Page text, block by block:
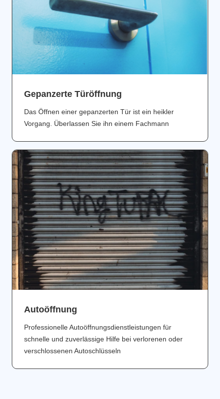
Gepanzerte Türöffnung
Das Öffnen einer gepanzerten Tür ist ein heikler
Vorgang. Überlassen Sie ihn einem Fachmann
Аutoöffnung
Professionelle Autoöffnungsdienstleistungen für
schnelle und zuverlässige Hilfe bei verlorenen oder
verschlossenen Autoschlüsseln